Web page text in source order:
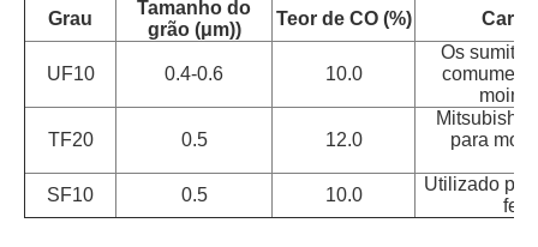
Grau
Tamanho do
grão (μm))
Teor de CO (%)
UF10 0.4-0.6 10.0
Os
TF20 0.5 12.0
Mitsubishi
para
SF10 0.5 10.0
Utilizado